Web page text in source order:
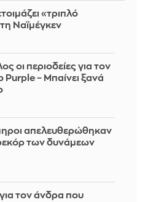
«τριπλό
Ναϊμέγκεν
οι περιοδείες για τον
– Μπαίνει ξανά
απελευθερώθηκαν
των δυνάμεων
τον άνδρα που